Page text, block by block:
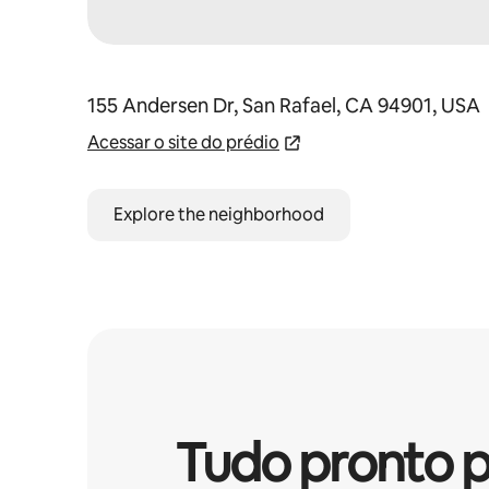
155 Andersen Dr, San Rafael, CA 94901, USA
Acessar o site do prédio
Explore the neighborhood
Tudo pronto